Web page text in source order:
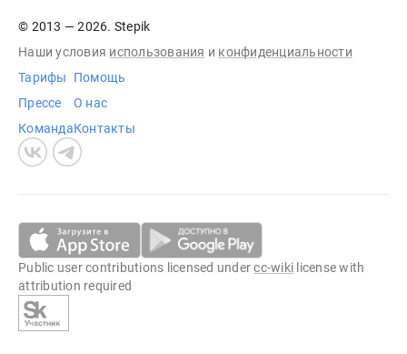
© 2013 — 2026. Stepik
Наши условия использования и конфиденциальности
Тарифы
Прессе
Команда
Помощь
О нас
Контакты
Public user contributions licensed undercc-wiki license with
attribution required